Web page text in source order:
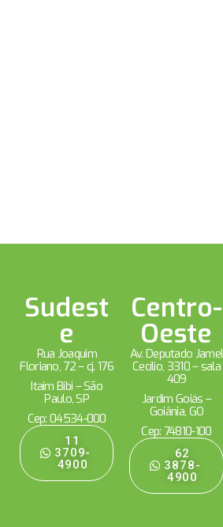
Sudest
e
Rua Joaquim
Floriano, 72 – cj. 176
Itaim Bibi – São
Paulo, SP
Cep: 04534-000
11
3709-
4900
Centro-
Oeste
Av. Deputado Jamel
Cecílio, 3310 – sala
409
Jardim Goiás –
Goiânia, GO
Cep: 74810-100
62
3878-
4900